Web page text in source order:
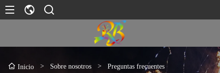
Inicio > Sobre nosotros > Preguntas frecuentes